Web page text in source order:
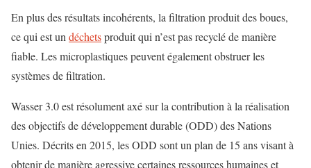
En plus des résultats incohérents, la filtration produit des boues,
ce qui est undéchetsproduit qui n’est pas recyclé de manière
fiable. Les microplastiques peuvent également obstruer les
systèmes de filtration.
Wasser 3.0 est résolument axé sur la contribution à la réalisation
des objectifs de développement durable (ODD) des Nations
Unies. Décrits en 2015, les ODD sont un plan de 15 ans visant à
obtenir de manière agressive certaines ressources humaines et